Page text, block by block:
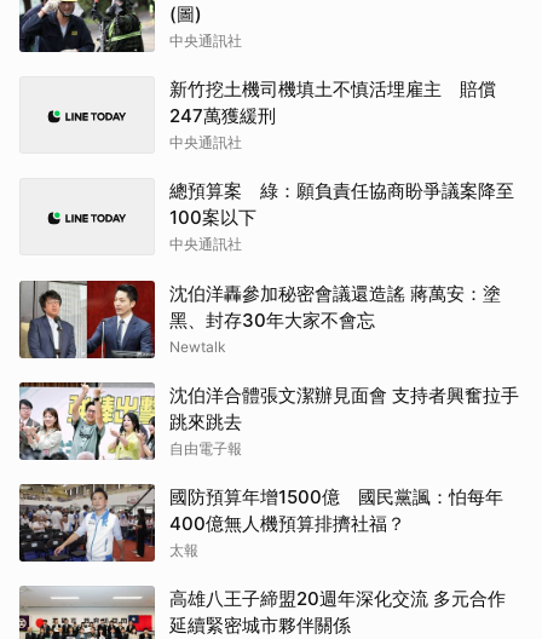
(圖)
中央通訊社
新竹挖土機司機填土不慎活埋雇主 賠償
247萬獲緩刑
中央通訊社
總預算案 綠：願負責任協商盼爭議案降至
100案以下
中央通訊社
沈伯洋轟參加秘密會議還造謠 蔣萬安：塗
黑、封存30年大家不會忘
Newtalk
沈伯洋合體張文潔辦見面會 支持者興奮拉手
跳來跳去
自由電子報
國防預算年增1500億 國民黨諷：怕每年
400億無人機預算排擠社福？
太報
高雄八王子締盟20週年深化交流 多元合作
延續緊密城市夥伴關係